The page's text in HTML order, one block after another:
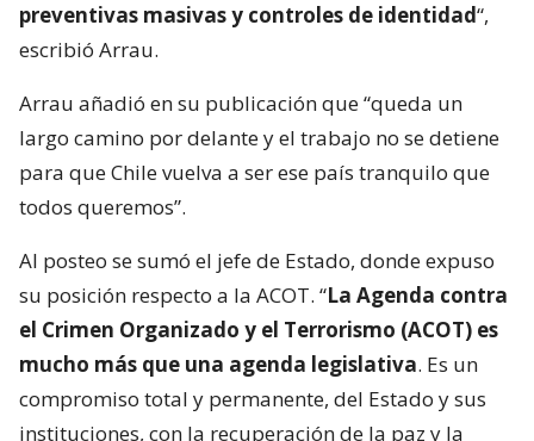
preventivas masivas y controles de identidad“,
escribió Arrau.
Arrau añadió en su publicación que “queda un
largo camino por delante y el trabajo no se detiene
para que Chile vuelva a ser ese país tranquilo que
todos queremos”.
Al posteo se sumó el jefe de Estado, donde expuso
su posición respecto a la ACOT. “La Agenda contra
el Crimen Organizado y el Terrorismo (ACOT) es
mucho más que una agenda legislativa. Es un
compromiso total y permanente, del Estado y sus
instituciones, con la recuperación de la paz y la